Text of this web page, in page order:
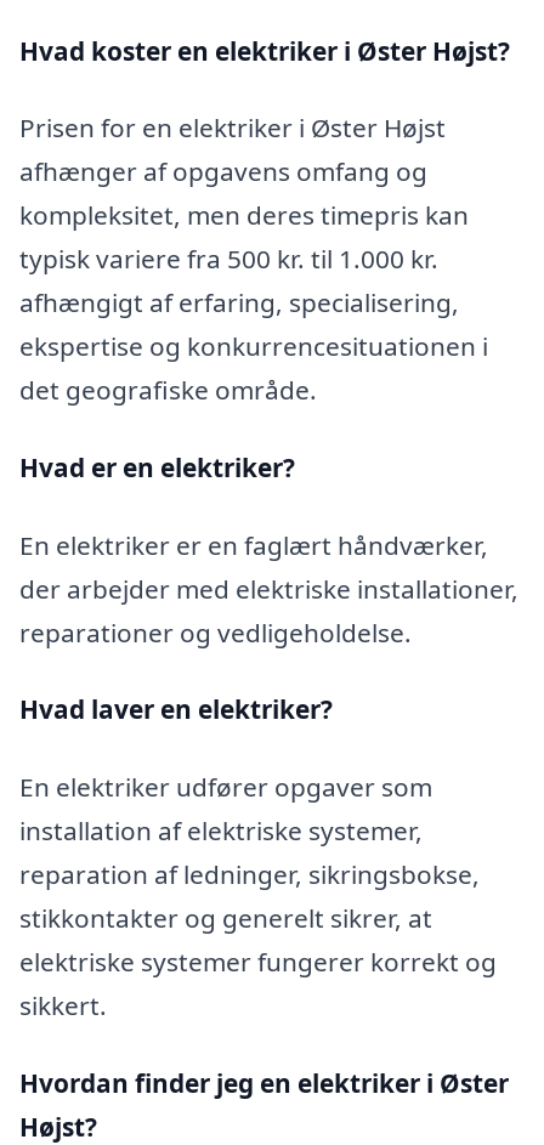
Hvad koster en elektriker i Øster Højst?
Prisen for en elektriker i Øster Højst
afhænger af opgavens omfang og
kompleksitet, men deres timepris kan
typisk variere fra 500 kr. til 1.000 kr.
afhængigt af erfaring, specialisering,
ekspertise og konkurrencesituationen i
det geografiske område.
Hvad er en elektriker?
En elektriker er en faglært håndværker,
der arbejder med elektriske installationer,
reparationer og vedligeholdelse.
Hvad laver en elektriker?
En elektriker udfører opgaver som
installation af elektriske systemer,
reparation af ledninger, sikringsbokse,
stikkontakter og generelt sikrer, at
elektriske systemer fungerer korrekt og
sikkert.
Hvordan finder jeg en elektriker i Øster
Højst?